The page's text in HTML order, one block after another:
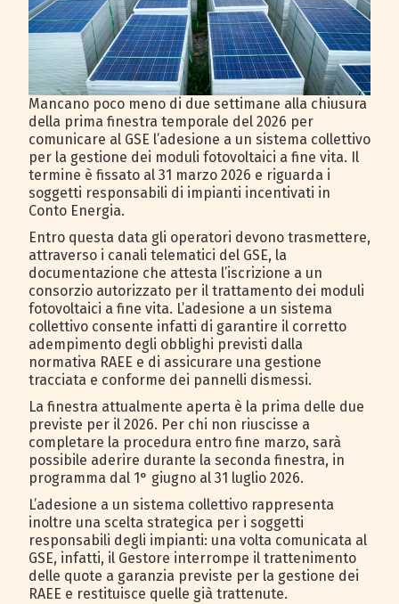
Mancano poco meno di due settimane alla chiusura
della prima finestra temporale del 2026 per
comunicare al GSE l’adesione a un sistema collettivo
per la gestione dei moduli fotovoltaici a fine vita. Il
termine è fissato al 31 marzo 2026 e riguarda i
soggetti responsabili di impianti incentivati in
Conto Energia.
Entro questa data gli operatori devono trasmettere,
attraverso i canali telematici del GSE, la
documentazione che attesta l’iscrizione a un
consorzio autorizzato per il trattamento dei moduli
fotovoltaici a fine vita. L’adesione a un sistema
collettivo consente infatti di garantire il corretto
adempimento degli obblighi previsti dalla
normativa RAEE e di assicurare una gestione
tracciata e conforme dei pannelli dismessi.
La finestra attualmente aperta è la prima delle due
previste per il 2026. Per chi non riuscisse a
completare la procedura entro fine marzo, sarà
possibile aderire durante la seconda finestra, in
programma dal 1° giugno al 31 luglio 2026.
L’adesione a un sistema collettivo rappresenta
inoltre una scelta strategica per i soggetti
responsabili degli impianti: una volta comunicata al
GSE, infatti, il Gestore interrompe il trattenimento
delle quote a garanzia previste per la gestione dei
RAEE e restituisce quelle già trattenute.